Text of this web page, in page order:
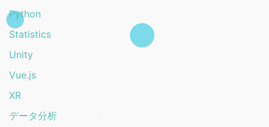
Python
Statistics
Unity
Vue.js
XR
データ分析